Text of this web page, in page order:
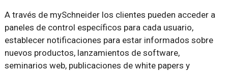
A través de mySchneider los clientes pueden acceder a
paneles de control específicos para cada usuario,
establecer notificaciones para estar informados sobre
nuevos productos, lanzamientos de software,
seminarios web, publicaciones de white papers y